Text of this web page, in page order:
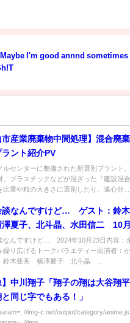
I'm good annnd sometimes
市産業廃棄物中間処理】混合廃
ラント紹介PV
ルセンターに整備された新選別プラント
、プラスチックなどが混ざった『建設混
比重や粒の大きさに選別したり、遠心分...
談なんですけど… ゲスト：鈴
澤夏子、北斗晶、水田信二 10
なんですけど… 2024年10月23日内容：
繰り広げるトークバラエティー出演者：か
鈴木亜美 横澤夏子 北斗晶 ...
】中川翔子「翔子の翔は大谷翔
と同じ字でもある！」
//img-c.net/output/category/anime.js